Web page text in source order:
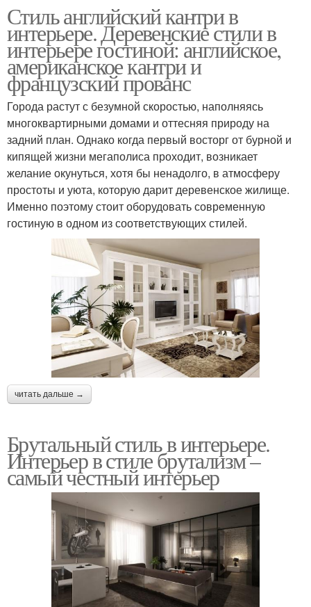
Стиль английский кантри в
интерьере. Деревенские стили в
интерьере гостиной: английское,
американское кантри и
французский прованс
Города растут с безумной скоростью, наполняясь
многоквартирными домами и оттесняя природу на
задний план. Однако когда первый восторг от бурной и
кипящей жизни мегаполиса проходит, возникает
желание окунуться, хотя бы ненадолго, в атмосферу
простоты и уюта, которую дарит деревенское жилище.
Именно поэтому стоит оборудовать современную
гостиную в одном из соответствующих стилей.
читать дальше →
Брутальный стиль в интерьере.
Интерьер в стиле брутализм –
самый честный интерьер